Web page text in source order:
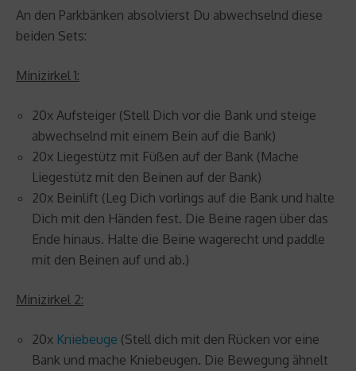
An den Parkbänken absolvierst Du abwechselnd diese
beiden Sets:
Minizirkel 1:
20x Aufsteiger (Stell Dich vor die Bank und steige
abwechselnd mit einem Bein auf die Bank)
20x Liegestütz mit Füßen auf der Bank (Mache
Liegestütz mit den Beinen auf der Bank)
20x Beinlift (Leg Dich vorlings auf die Bank und halte
Dich mit den Händen fest. Die Beine ragen über das
Ende hinaus. Halte die Beine wagerecht und paddle
mit den Beinen auf und ab.)
Minizirkel 2:
20x Kniebeuge (Stell dich mit den Rücken vor eine
Bank und mache Kniebeugen. Die Bewegung ähnelt